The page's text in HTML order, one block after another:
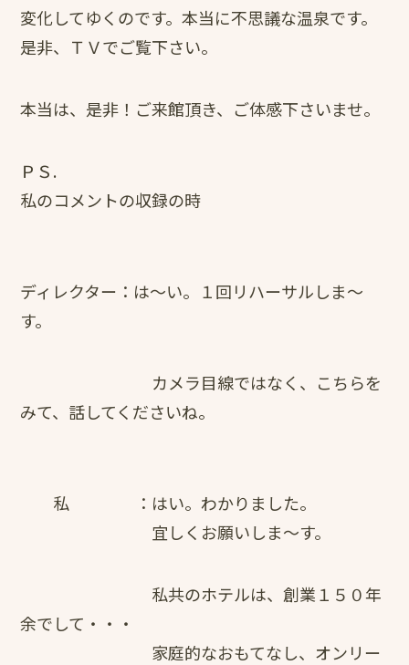
変化してゆくのです。本当に不思議な温泉です。
是非、ＴＶでご覧下さい。
本当は、是非！ご来館頂き、ご体感下さいませ。
ＰＳ.
私のコメントの収録の時
ディレクター：は～い。１回リハーサルしま～
す。
カメラ目線ではなく、こちらを
みて、話してくださいね。
私 ：はい。わかりました。
宜しくお願いしま～す。
私共のホテルは、創業１５０年
余でして・・・
家庭的なおもてなし、オンリー